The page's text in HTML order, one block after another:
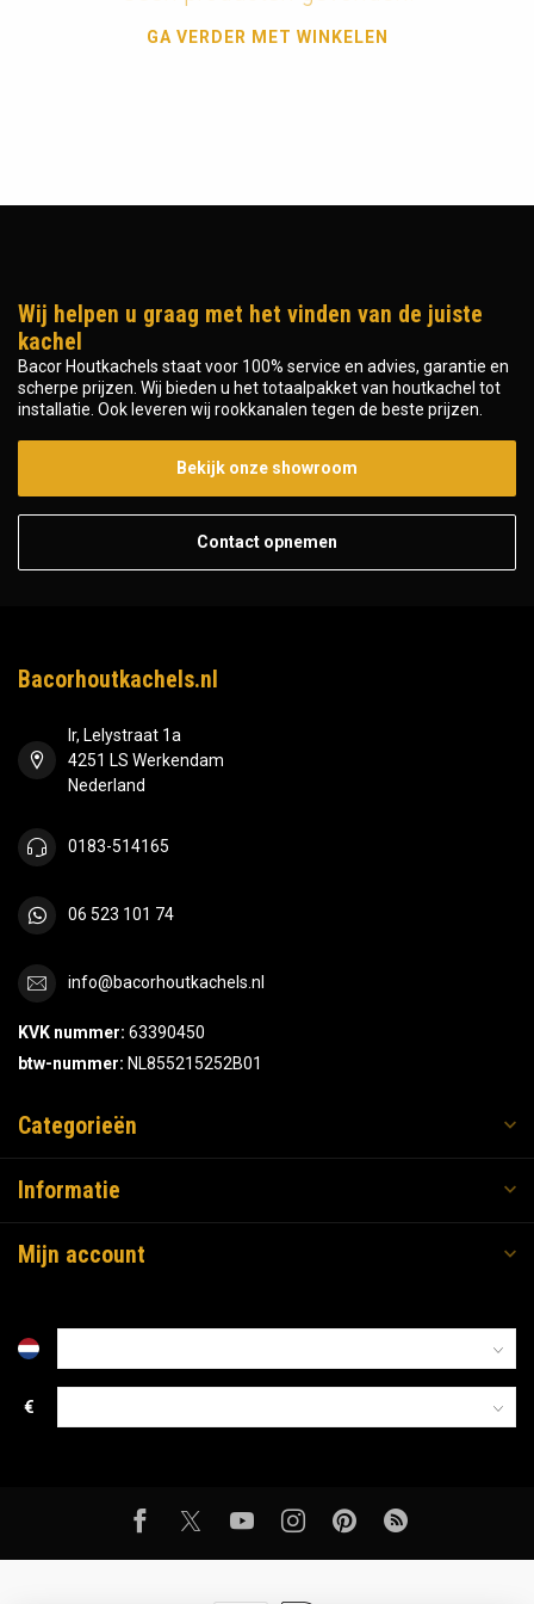
GA VERDER MET WINKELEN
Wij helpen u graag met het vinden van de juiste
kachel
Bacor Houtkachels staat voor 100% service en advies, garantie en
scherpe prijzen. Wij bieden u het totaalpakket van houtkachel tot
installatie. Ook leveren wij rookkanalen tegen de beste prijzen.
Bekijk onze showroom
Contact opnemen
Bacorhoutkachels.nl
Ir, Lelystraat 1a
4251 LS Werkendam
Nederland
0183-514165
06 523 101 74
info@bacorhoutkachels.nl
KVK nummer: 63390450
btw-nummer: NL855215252B01
Categorieën
Informatie
Mijn account
€